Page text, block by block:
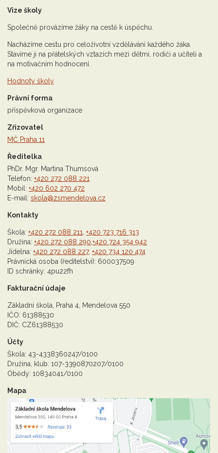
Vize školy
Společně provázíme žáky na cestě k úspěchu.
Nacházíme cestu pro celoživotní vzdělávání každého žáka.
Stavíme ji na přátelských vztazích mezi dětmi, rodiči a učiteli a
na motivačním hodnocení.
Hodnoty školy
Právní forma
příspěvková organizace
Zřizovatel
MČ Praha 11
Ředitelka
PhDr. Mgr. Martina Thumsová
Telefon: +420 272 088 221
Mobil: +420 602 270 472
E-mail: skola@zsmendelova.cz
Kontakty
Škola: +420 272 088 211 +420 723 716 313
Družina: +420 272 088 290 +420 724 354 942
Jídelna: +420 272 088 227, +420 734 120 474
Právnická osoba (ředitelství): 600037509
ID schránky: 4pu22fh
Fakturační údaje
Základní škola, Praha 4, Mendelova 550
IČO: 61388530
DIČ: CZ61388530
Účty
Škola: 43-4338360247/0100
Družina, klub: 107-3390870207/0100
Obědy: 10834041/0100
Mapa